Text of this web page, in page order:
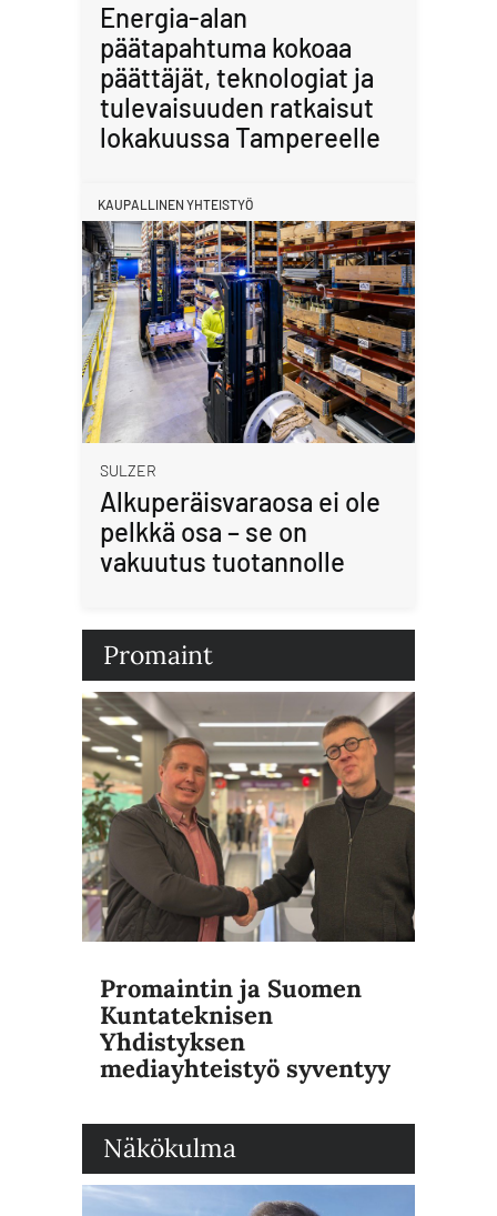
Energia-alan
päätapahtuma kokoaa
päättäjät, teknologiat ja
tulevaisuuden ratkaisut
lokakuussa Tampereelle
KAUPALLINEN YHTEISTYÖ
SULZER
Alkuperäisvaraosa ei ole
pelkkä osa – se on
vakuutus tuotannolle
Promaint
Promaintin ja Suomen
Kuntateknisen
Yhdistyksen
mediayhteistyö syventyy
Näkökulma